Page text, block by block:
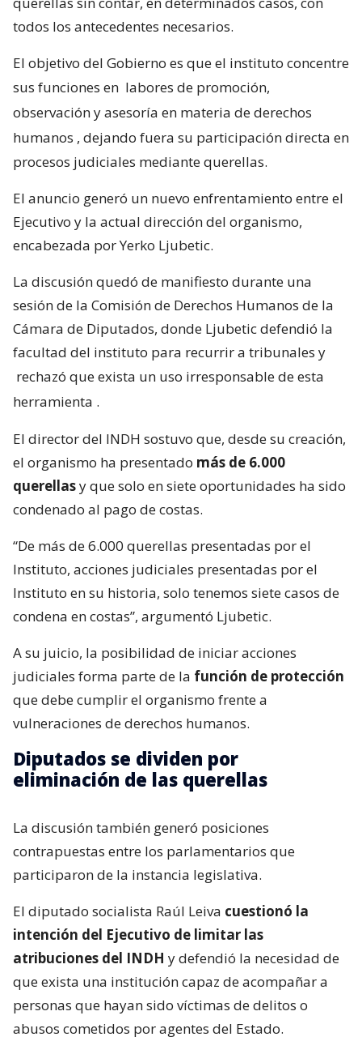
todos los antecedentes necesarios.
El objetivo del Gobierno es que el instituto concentre
sus funciones en labores de promoción,
observación y asesoría en materia de derechos
humanos , dejando fuera su participación directa en
procesos judiciales mediante querellas.
El anuncio generó un nuevo enfrentamiento entre el
Ejecutivo y la actual dirección del organismo,
encabezada por Yerko Ljubetic.
La discusión quedó de manifiesto durante una
sesión de la Comisión de Derechos Humanos de la
Cámara de Diputados, donde Ljubetic defendió la
facultad del instituto para recurrir a tribunales y
rechazó que exista un uso irresponsable de esta
herramienta .
El director del INDH sostuvo que, desde su creación,
el organismo ha presentado más de 6.000
querellasy que solo en siete oportunidades ha sido
condenado al pago de costas.
“De más de 6.000 querellas presentadas por el
Instituto, acciones judiciales presentadas por el
Instituto en su historia, solo tenemos siete casos de
condena en costas”, argumentó Ljubetic.
A su juicio, la posibilidad de iniciar acciones
judiciales forma parte de la función de protección
que debe cumplir el organismo frente a
vulneraciones de derechos humanos.
Diputados se dividen por
eliminación de las querellas
La discusión también generó posiciones
contrapuestas entre los parlamentarios que
participaron de la instancia legislativa.
El diputado socialista Raúl Leiva cuestionó la
intención del Ejecutivo de limitar las
atribuciones del INDH y defendió la necesidad de
que exista una institución capaz de acompañar a
personas que hayan sido víctimas de delitos o
abusos cometidos por agentes del Estado.